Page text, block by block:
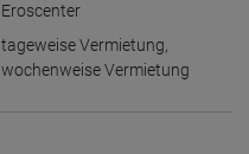
Eroscenter
tageweise Vermietung,
wochenweise Vermietung